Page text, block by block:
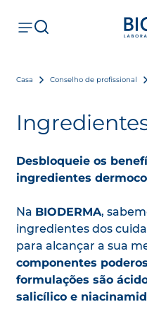
Casa Conselho de profissional
Desbloqueie os
ingredientes
Na BIODERMA,
ingredientes dos
para alcançar a sua
componentes
formulações são
salicílico e